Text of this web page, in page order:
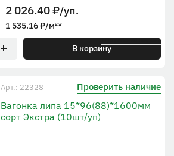
2 026.40₽/уп.
1 535.16₽/м²*
* По рабочей ширине
В корзину
Арт.: 22328 Проверить наличие
Вагонка липа 15*96(88)*1600мм
сорт Экстра (10шт/уп)